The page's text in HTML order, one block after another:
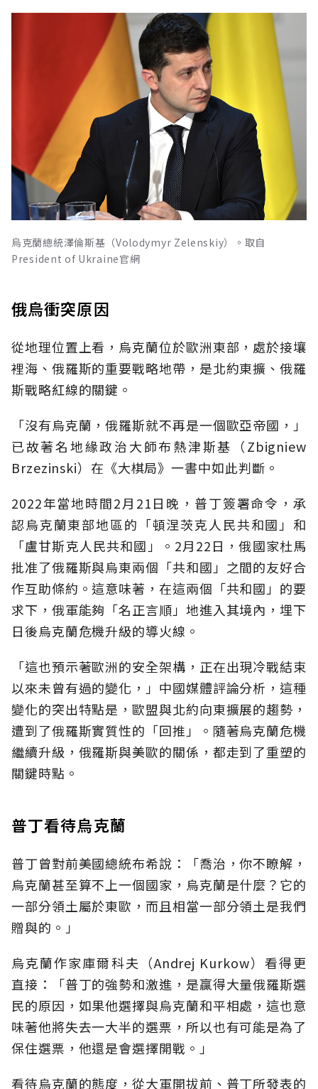
烏克蘭總統澤倫斯基（Volodymyr Zelenskiy）。取自
President of Ukraine官網
俄烏衝突原因
從地理位置上看，烏克蘭位於歐洲東部，處於接壤
裡海、俄羅斯的重要戰略地帶，是北約東擴、俄羅
斯戰略紅線的關鍵。
「沒有烏克蘭，俄羅斯就不再是一個歐亞帝國，」
已故著名地緣政治大師布熱津斯基（Zbigniew
Brzezinski）在《大棋局》一書中如此判斷。
2022年當地時間2月21日晚，普丁簽署命令，承
認烏克蘭東部地區的「頓涅茨克人民共和國」和
「盧甘斯克人民共和國」。2月22日，俄國家杜馬
批准了俄羅斯與烏東兩個「共和國」之間的友好合
作互助條約。這意味著，在這兩個「共和國」的要
求下，俄軍能夠「名正言順」地進入其境內，埋下
日後烏克蘭危機升級的導火線。
「這也預示著歐洲的安全架構，正在出現冷戰結束
以來未曾有過的變化，」中國媒體評論分析，這種
變化的突出特點是，歐盟與北約向東擴展的趨勢，
遭到了俄羅斯實質性的「回推」。隨著烏克蘭危機
繼續升級，俄羅斯與美歐的關係，都走到了重塑的
關鍵時點。
普丁看待烏克蘭
普丁曾對前美國總統布希說：「喬治，你不瞭解，
烏克蘭甚至算不上一個國家，烏克蘭是什麼？它的
一部分領土屬於東歐，而且相當一部分領土是我們
贈與的。」
烏克蘭作家庫爾科夫（Andrej Kurkow）看得更
直接：「普丁的強勢和激進，是贏得大量俄羅斯選
民的原因，如果他選擇與烏克蘭和平相處，這也意
味著他將失去一大半的選票，所以也有可能是為了
保住選票，他還是會選擇開戰。」
看待烏克蘭的態度，從大軍開拔前、普丁所發表的